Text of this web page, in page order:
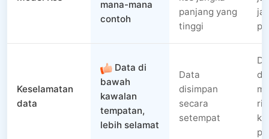
mana-mana
contoh
panjang yang
tinggi
Keselamatan
data
Data di
bawah
kawalan
tempatan,
lebih selamat
Data
disimpan
secara
setempat